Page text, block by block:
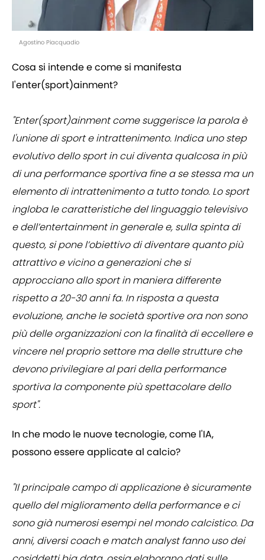
Agostino Piacquadio
Cosa si intende e come si manifesta
l'enter(sport)ainment?
"Enter(sport)ainment come suggerisce la parola è
l'unione di sport e intrattenimento. Indica uno step
evolutivo dello sport in cui diventa qualcosa in più
di una performance sportiva fine a se stessa ma un
elemento di intrattenimento a tutto tondo. Lo sport
ingloba le caratteristiche del linguaggio televisivo
e dell’entertainment in generale e, sulla spinta di
questo, si pone l’obiettivo di diventare quanto più
attrattivo e vicino a generazioni che si
approcciano allo sport in maniera differente
rispetto a 20-30 anni fa. In risposta a questa
evoluzione, anche le società sportive ora non sono
più delle organizzazioni con la finalità di eccellere e
vincere nel proprio settore ma delle strutture che
devono privilegiare al pari della performance
sportiva la componente più spettacolare dello
sport".
In che modo le nuove tecnologie, come l'IA,
possono essere applicate al calcio?
"Il principale campo di applicazione è sicuramente
quello del miglioramento della performance e ci
sono già numerosi esempi nel mondo calcistico. Da
anni, diversi coach e match analyst fanno uso dei